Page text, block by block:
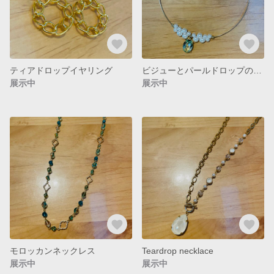
ティアドロップイヤリング
展示中
展示中
モロッカンネックレス
展示中
Teardrop necklace
展示中